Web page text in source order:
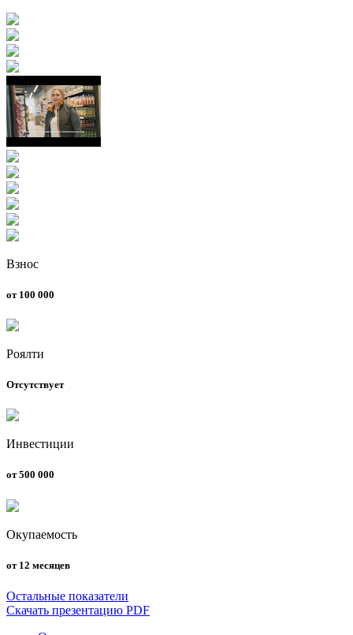
Взнос
от 100 000
Роялти
Отсутствует
Инвестиции
от 500 000
Окупаемость
от 12 месяцев
Остальные показатели
Скачать презентацию PDF